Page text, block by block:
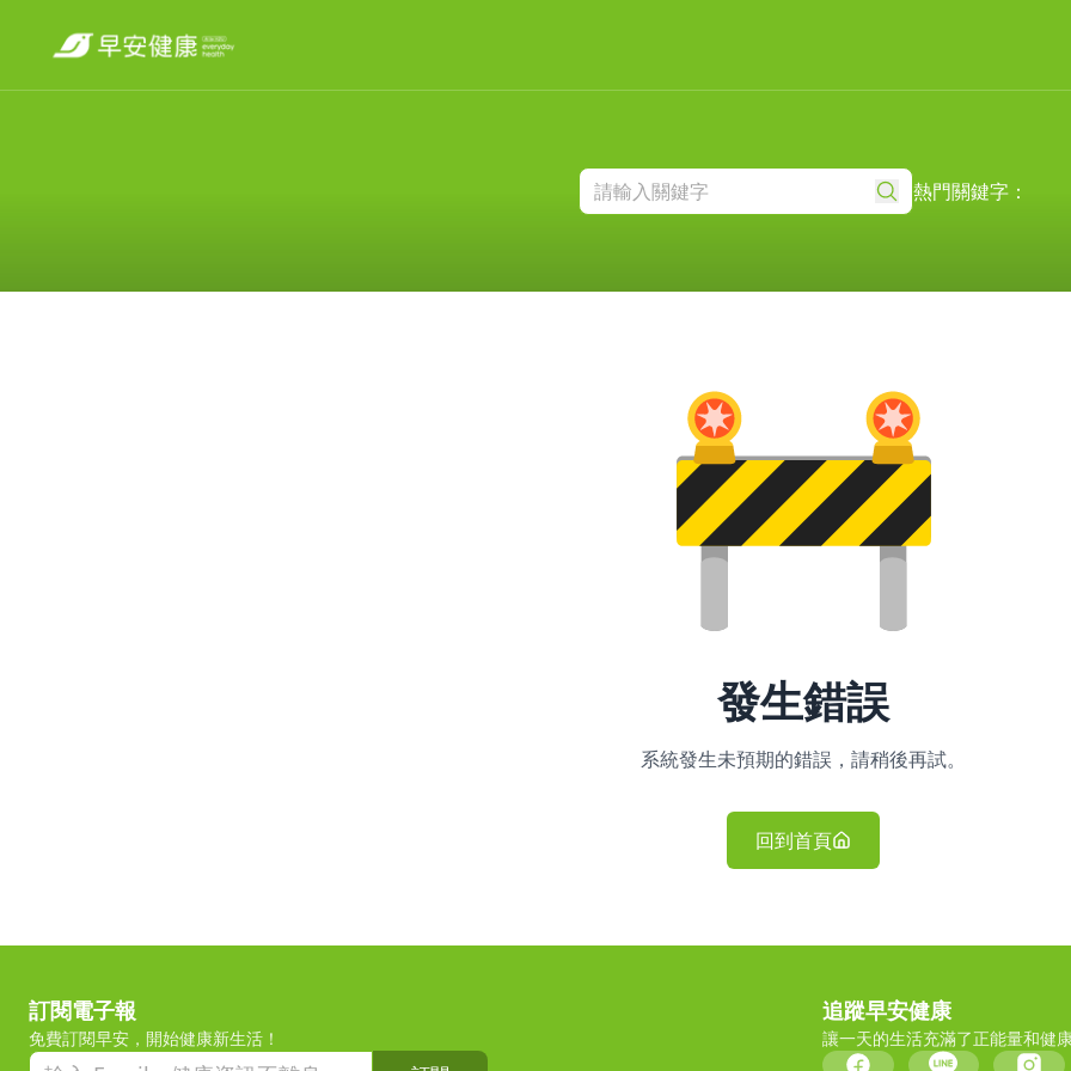
熱門關鍵字：
發生錯誤
系統發生未預期的錯誤，請稍後再試。
回到首頁
訂閱電子報
免費訂閱早安，開始健康新生活！
追蹤早安健康
讓一天的生活充滿了正能量和健